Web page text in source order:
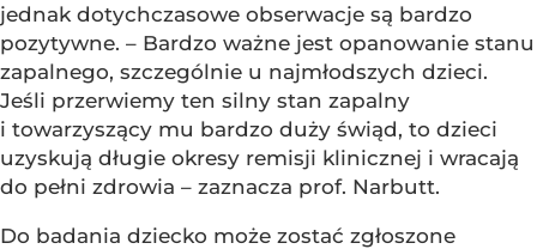
jednak dotychczasowe obserwacje są bardzo
pozytywne. – Bardzo ważne jest opanowanie stanu
zapalnego, szczególnie u najmłodszych dzieci.
Jeśli przerwiemy ten silny stan zapalny
i towarzyszący mu bardzo duży świąd, to dzieci
uzyskują długie okresy remisji klinicznej i wracają
do pełni zdrowia – zaznacza prof. Narbutt.
Do badania dziecko może zostać zgłoszone